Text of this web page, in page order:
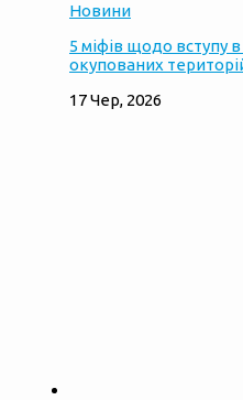
Новини
5 міфів щодо вступу
окупованих
17 Чер, 2026